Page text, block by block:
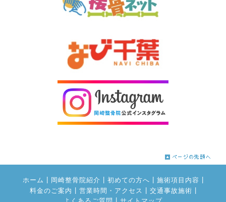
ホーム 岡崎整骨院紹介 初めての方へ 施術項目内容
料金のご案内
営業時間・アクセス 交通事故施術